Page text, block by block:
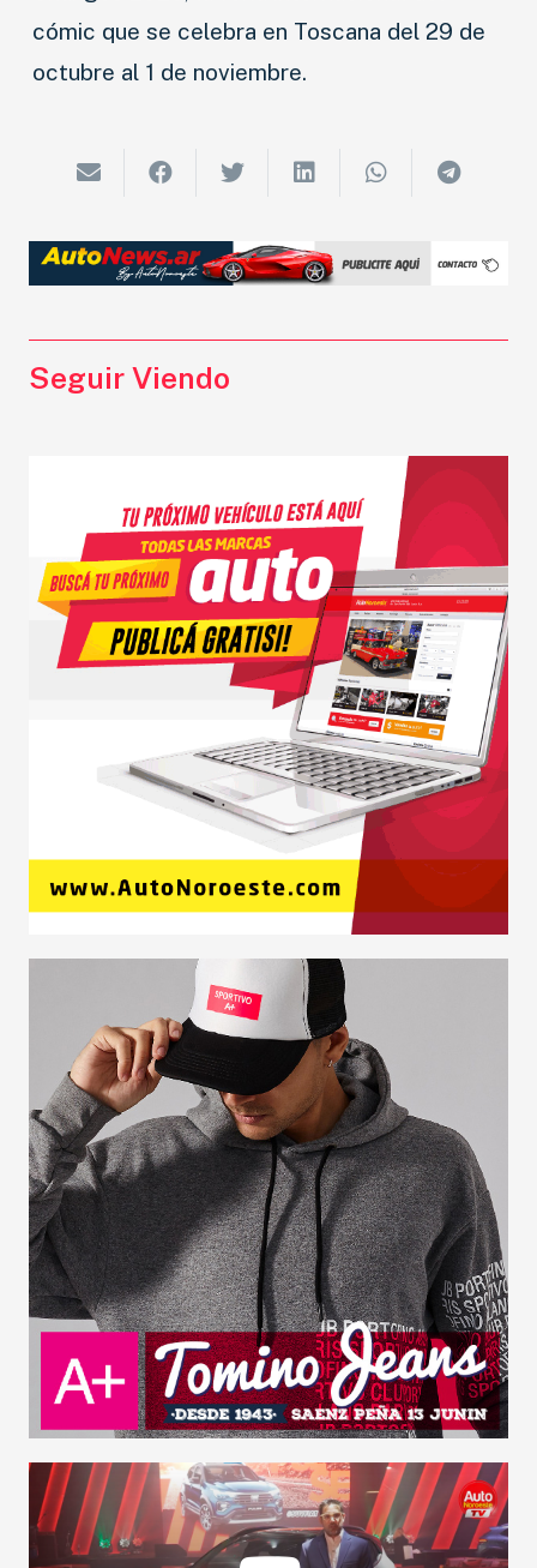
NOVEDADES
LANZAMIENTOS
INDUSTRIAS
CAMIONES
cómic que se celebra en Toscana del 29 de
octubre al 1 de noviembre.
Seguir Viendo